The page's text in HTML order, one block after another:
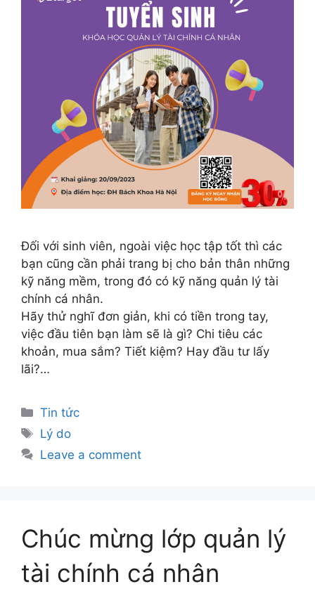
Đối với sinh viên, ngoài việc học tập tốt thì các
bạn cũng cần phải trang bị cho bản thân những
kỹ năng mềm, trong đó có kỹ năng quản lý tài
chính cá nhân.
Hãy thử nghĩ đơn giản, khi có tiền trong tay,
việc đầu tiên bạn làm sẽ là gì? Chi tiêu các
khoản, mua sắm? Tiết kiệm? Hay đầu tư lấy
lãi?…
Tin tức
Lý do
Leave a comment
Chúc mừng lớp quản lý
tài chính cá nhân